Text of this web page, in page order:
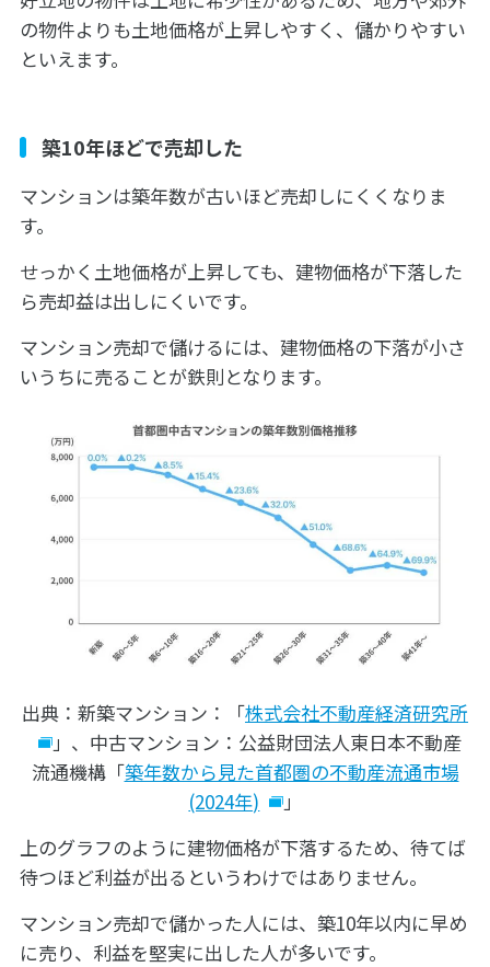
の物件よりも土地価格が上昇しやすく、儲かりやすい
といえます。
築10年ほどで売却した
マンションは築年数が古いほど売却しにくくなりま
す。
せっかく土地価格が上昇しても、建物価格が下落した
ら売却益は出しにくいです。
マンション売却で儲けるには、建物価格の下落が小さ
いうちに売ることが鉄則となります。
出典：新築マンション：「株式会社不動産経済研究所
」、中古マンション：公益財団法人東日本不動産
流通機構「築年数から見た首都圏の不動産流通市場
(2024年)
」
上のグラフのように建物価格が下落するため、待てば
待つほど利益が出るというわけではありません。
マンション売却で儲かった人には、築10年以内に早め
に売り、利益を堅実に出した人が多いです。